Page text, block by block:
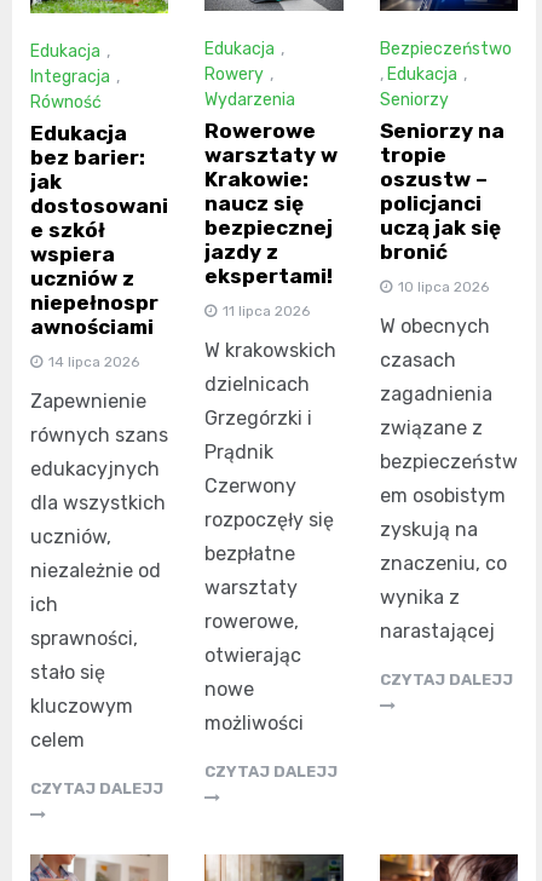
Edukacja ,
Integracja ,
Równość
Edukacja
bez barier:
jak
dostosowani
e szkół
wspiera
uczniów z
niepełnospr
awnościami
14 lipca 2026
Zapewnienie
równych szans
edukacyjnych
dla wszystkich
uczniów,
niezależnie od
ich
sprawności,
stało się
kluczowym
celem
CZYTAJ DALEJJ
Edukacja ,
Rowery ,
Wydarzenia
Rowerowe
warsztaty w
Krakowie:
naucz się
bezpiecznej
jazdy z
ekspertami!
11 lipca 2026
W krakowskich
dzielnicach
Grzegórzki i
Prądnik
Czerwony
rozpoczęły się
bezpłatne
warsztaty
rowerowe,
otwierając
nowe
możliwości
CZYTAJ DALEJJ
Bezpieczeństwo
, Edukacja ,
Seniorzy
Seniorzy na
tropie
oszustw –
policjanci
uczą jak się
bronić
10 lipca 2026
W obecnych
czasach
zagadnienia
związane z
bezpieczeństw
em osobistym
zyskują na
znaczeniu, co
wynika z
narastającej
CZYTAJ DALEJJ